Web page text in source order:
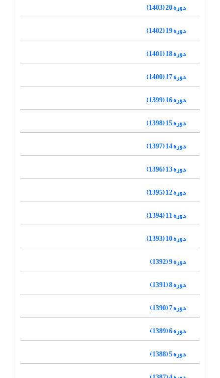
دوره 20 (1403)
دوره 19 (1402)
دوره 18 (1401)
دوره 17 (1400)
دوره 16 (1399)
دوره 15 (1398)
دوره 14 (1397)
دوره 13 (1396)
دوره 12 (1395)
دوره 11 (1394)
دوره 10 (1393)
دوره 9 (1392)
دوره 8 (1391)
دوره 7 (1390)
دوره 6 (1389)
دوره 5 (1388)